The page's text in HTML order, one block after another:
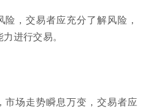
，交易者应充分了解风险，
进行交易。
市场走势瞬息万变，交易者应